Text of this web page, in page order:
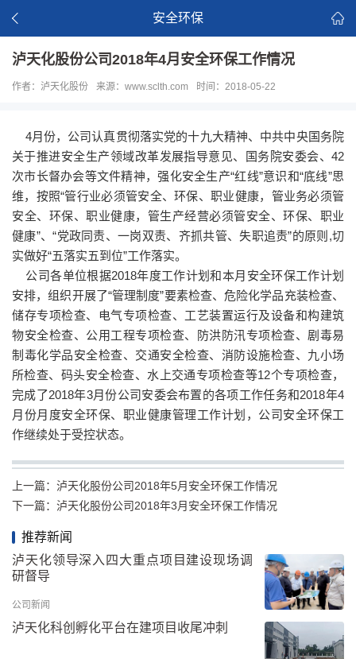
安全环保
泸天化股份公司2018年4月安全环保工作情况
作者：泸天化股份 来源：www.sclth.com 时间：2018-05-22
4月份，公司认真贯彻落实党的十九大精神、中共中央国务院
关于推进安全生产领域改革发展指导意见、国务院安委会、42
次市长督办会等文件精神，强化安全生产“红线”意识和“底线”思
维，按照“管行业必须管安全、环保、职业健康，管业务必须管
安全、环保、职业健康，管生产经营必须管安全、环保、职业
健康”、“党政同责、一岗双责、齐抓共管、失职追责”的原则,切
实做好“五落实五到位”工作落实。
公司各单位根据2018年度工作计划和本月安全环保工作计划
安排，组织开展了“管理制度”要素检查、危险化学品充装检查、
储存专项检查、电气专项检查、工艺装置运行及设备和构建筑
物安全检查、公用工程专项检查、防洪防汛专项检查、剧毒易
制毒化学品安全检查、交通安全检查、消防设施检查、九小场
所检查、码头安全检查、水上交通专项检查等12个专项检查，
完成了2018年3月份公司安委会布置的各项工作任务和2018年4
月份月度安全环保、职业健康管理工作计划，公司安全环保工
作继续处于受控状态。
上一篇： 泸天化股份公司2018年5月安全环保工作情况
下一篇： 泸天化股份公司2018年3月安全环保工作情况
推荐新闻
泸天化领导深入四大重点项目建设现场调
研督导
公司新闻
泸天化科创孵化平台在建项目收尾冲刺